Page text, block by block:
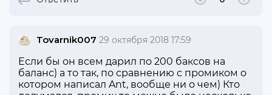
Tovarnik007 29 октября 2018 17:59
Если бы он всем дарил по 200 баксов на
баланс) а то так, по сравнению с промиком о
котором написал Ant, вообще ни о чем) Кто